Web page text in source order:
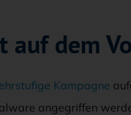
dem
Kampagne
angegriffen